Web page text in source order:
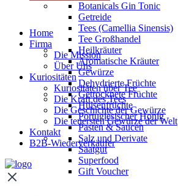
Botanicals Gin Tonic
Getreide
Tees (Camellia Sinensis)
Tee Großhandel
Heilkräuter
Aromatische Kräuter
Gewürze
Dehydrierte Früchte
Getrocknete Früchte
Hülsenfrüchte
Portugiesischer Honig
Pasten & Saucen
Salz und Derivate
Saatgut
Superfood
Gift Voucher
Home
Firma
Die Mission
Über Uns
Kuriositäten
Kuriositäten über Tee
Die Kraft des Tees
Die Geschichte der Gewürze
Die teuersten Gewürze der Welt
Kontakt
B2B-Wiederverkäufer